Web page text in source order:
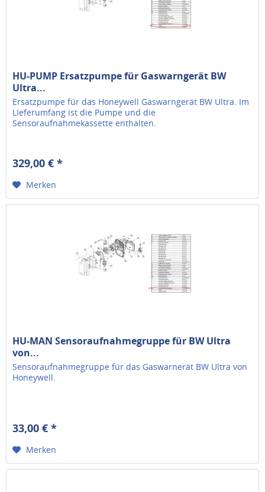
HU-PUMP Ersatzpumpe für Gaswarngerät BW
Ultra...
Ersatzpumpe für das Honeywell Gaswarngerät BW Ultra. Im
LIeferumfang ist die Pumpe und die
Sensoraufnahmekassette enthalten.
329,00 € *
Merken
HU-MAN Sensoraufnahmegruppe für BW Ultra
von...
Sensoraufnahmegruppe für das Gaswarnerät BW Ultra von
Honeywell.
33,00 € *
Merken